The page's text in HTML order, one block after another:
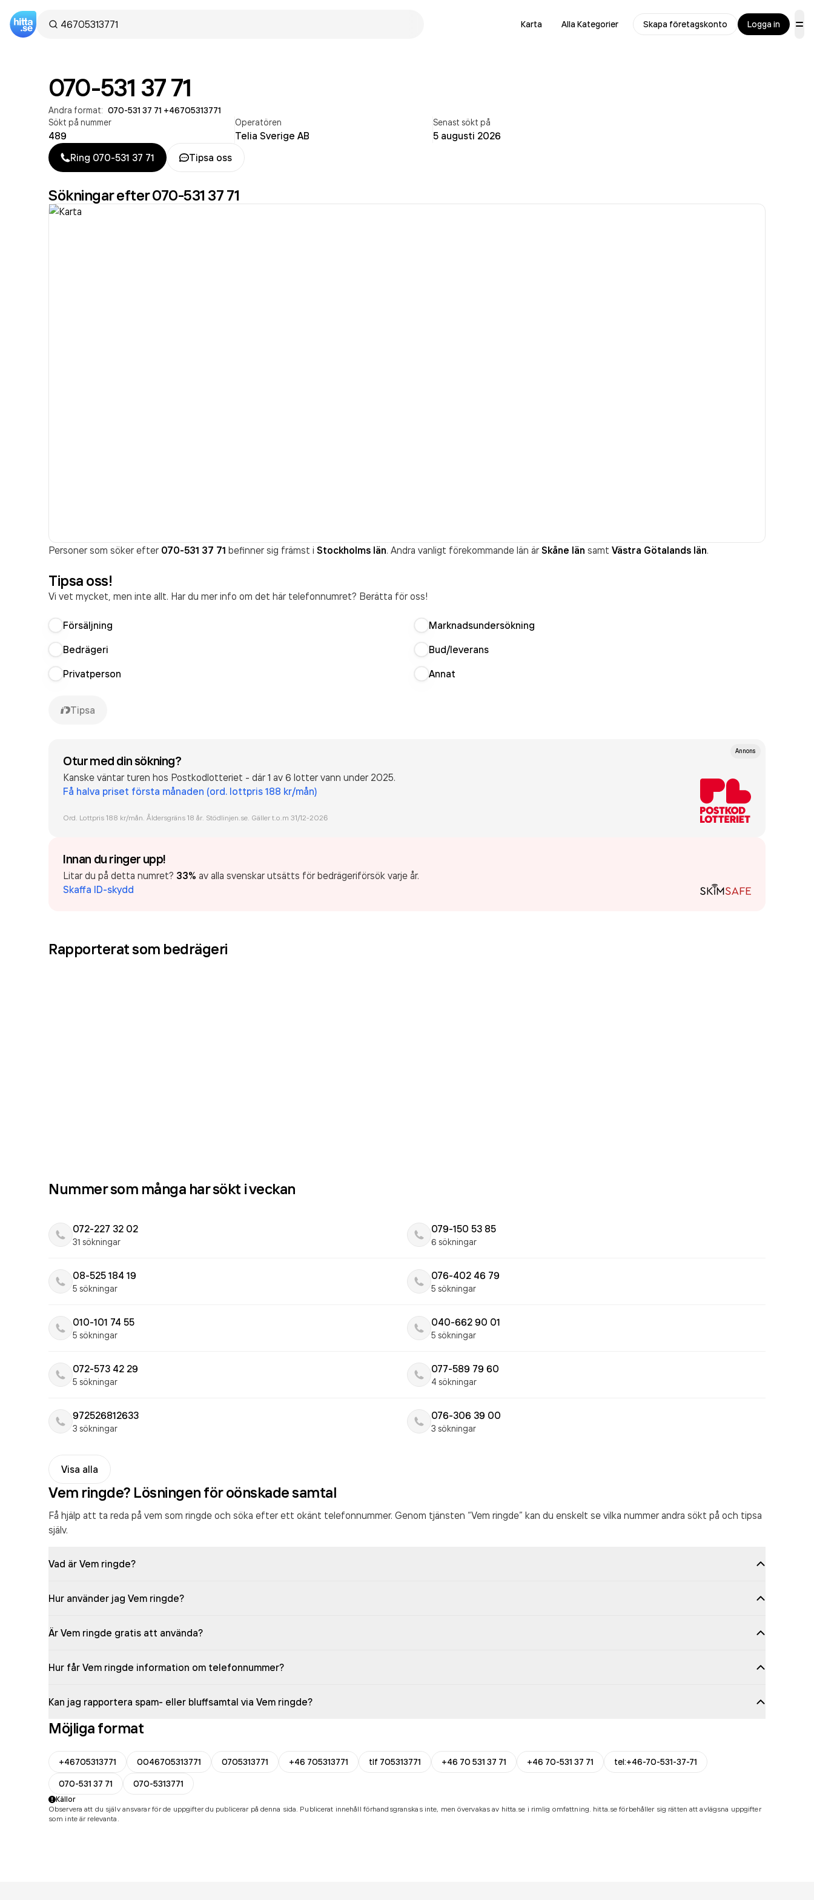
Karta Alla Kategorier Skapa företagskonto Logga in
070-531 37 71
Andra format: 070-531 37 71 +46705313771
Sökt på nummer
489
Operatören
Telia Sverige AB
Senast sökt på
5 augusti 2026
Ring 070-531 37 71 Tipsa oss
Sökningar efter 070-531 37 71
Personer som söker efter 070-531 37 71 befinner sig främst i Stockholms län. Andra vanligt förekommande län är Skåne län samt Västra Götalands län.
Tipsa oss!
Vi vet mycket, men inte allt. Har du mer info om det här telefonnumret? Berätta för oss!
Försäljning
Marknadsundersökning
Bedrägeri
Bud/leverans
Privatperson
Annat
Tipsa
Annons
Otur med din sökning?
Kanske väntar turen hos Postkodlotteriet - där 1 av 6 lotter vann under 2025.
Få halva priset första månaden (ord. lottpris 188 kr/mån)
Ord. Lottpris 188 kr/mån. Åldersgräns 18 år. Stödlinjen.se. Gäller t.o.m 31/12-2026
Innan du ringer upp!
Litar du på detta numret? 33% av alla svenskar utsätts för bedrägeriförsök varje år.
Skaffa ID-skydd
Rapporterat som bedrägeri
Nummer som många har sökt i veckan
072-227 32 02
31 sökningar
079-150 53 85
6 sökningar
08-525 184 19
5 sökningar
076-402 46 79
5 sökningar
010-101 74 55
5 sökningar
040-662 90 01
5 sökningar
072-573 42 29
5 sökningar
077-589 79 60
4 sökningar
972526812633
3 sökningar
076-306 39 00
3 sökningar
Visa alla
Vem ringde? Lösningen för oönskade samtal
Få hjälp att ta reda på vem som ringde och söka efter ett okänt telefonnummer. Genom tjänsten “Vem ringde” kan du enskelt se vilka nummer andra sökt på och tipsa
själv.
Vad är Vem ringde?
Hur använder jag Vem ringde?
Är Vem ringde gratis att använda?
Hur får Vem ringde information om telefonnummer?
Kan jag rapportera spam- eller bluffsamtal via Vem ringde?
Möjliga format
+46705313771 0046705313771 0705313771 +46 705313771 tlf 705313771 +46 70 531 37 71 +46 70-531 37 71
tel:+46-70-531-37-71
070-531 37 71
070-5313771
Källor
Observera att du själv ansvarar för de uppgifter du publicerar på denna sida. Publicerat innehåll förhandsgranskas inte, men övervakas av hitta.se i rimlig omfattning. hitta.se förbehåller sig rätten att avlägsna uppgifter
som inte är relevanta.